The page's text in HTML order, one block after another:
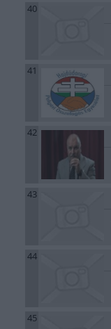
40
41
42
43
44
45